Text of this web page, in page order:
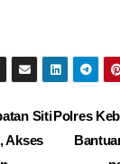
Polres
Siti
Akses